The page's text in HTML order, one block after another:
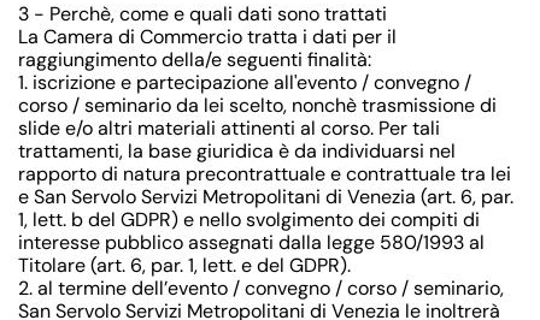
3 - Perchè, come e quali dati sono trattati
La Camera di Commercio tratta i dati per il
raggiungimento della/e seguenti finalità:
1. iscrizione e partecipazione all'evento / convegno /
corso / seminario da lei scelto, nonchè trasmissione di
slide e/o altri materiali attinenti al corso. Per tali
trattamenti, la base giuridica è da individuarsi nel
rapporto di natura precontrattuale e contrattuale tra lei
e San Servolo Servizi Metropolitani di Venezia (art. 6, par.
1, lett. b del GDPR) e nello svolgimento dei compiti di
interesse pubblico assegnati dalla legge 580/1993 al
Titolare (art. 6, par. 1, lett. e del GDPR).
2. al termine dell’evento / convegno / corso / seminario,
San Servolo Servizi Metropolitani di Venezia le inoltrerà